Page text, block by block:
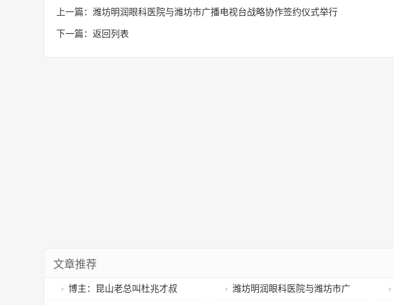
上一篇： 潍坊明润眼科医院与潍坊市广播电视台战略协作签约仪式举行
下一篇： 返回列表
文章推荐
博主：昆山老总叫杜兆才叔 潍坊明润眼科医院与潍坊市广